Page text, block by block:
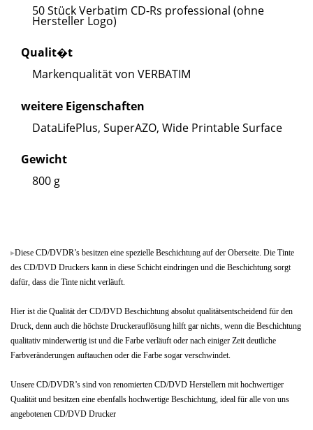
50 Stück Verbatim CD-Rs professional (ohne
Hersteller Logo)
Qualit�t
Markenqualität von VERBATIM
weitere Eigenschaften
DataLifePlus, SuperAZO, Wide Printable Surface
Gewicht
800 g
Diese CD/DVDR’s besitzen eine spezielle Beschichtung auf der Oberseite. Die Tinte
des CD/DVD Druckers kann in diese Schicht eindringen und die Beschichtung sorgt
dafür, dass die Tinte nicht verläuft.
Hier ist die Qualität der CD/DVD Beschichtung absolut qualitätsentscheidend für den
Druck, denn auch die höchste Druckerauflösung hilft gar nichts, wenn die Beschichtung
qualitativ minderwertig ist und die Farbe verläuft oder nach einiger Zeit deutliche
Farbveränderungen auftauchen oder die Farbe sogar verschwindet.
Unsere CD/DVDR’s sind von renomierten CD/DVD Herstellern mit hochwertiger
Qualität und besitzen eine ebenfalls hochwertige Beschichtung, ideal für alle von uns
angebotenen CD/DVD Drucker